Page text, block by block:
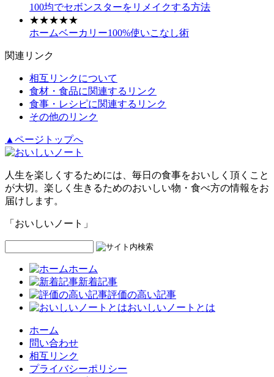
100均でセボンスターをリメイクする方法
★★★★★
ホームベーカリー100%使いこなし術
関連リンク
相互リンクについて
食材・食品に関連するリンク
食事・レシピに関連するリンク
その他のリンク
▲ページトップへ
人生を楽しくするためには、毎日の食事をおいしく頂くこと
が大切。楽しく生きるためのおいしい物・食べ方の情報をお
届けします。
「おいしいノート」
ホーム
新着記事
評価の高い記事
おいしいノートとは
ホーム
問い合わせ
相互リンク
プライバシーポリシー